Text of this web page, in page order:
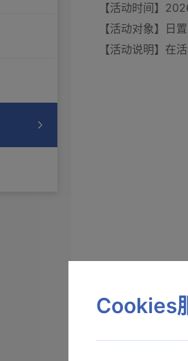
【活动时间】
【活动对象】日
【活动说明】在
Cookies